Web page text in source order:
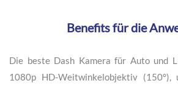
Die beste Dash Kamera für Auto und